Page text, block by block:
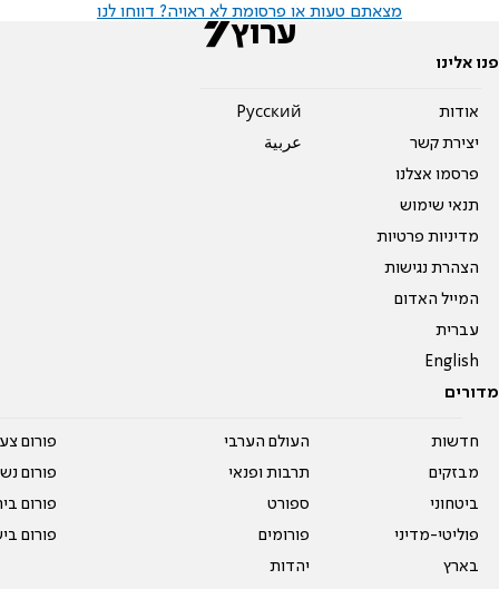
מצאתם טעות או פרסומת לא ראויה? דווחו לנו
פנו אלינו
אודות
יצירת קשר
פרסמו אצלנו
תנאי שימוש
מדיניות פרטיות
הצהרת נגישות
המייל האדום
עברית
English
Pусский
عربية
מדורים
חדשות
מבזקים
ביטחוני
פוליטי-מדיני
בארץ
העולם הערבי
תרבות ופנאי
ספורט
פורומים
יהדות
פורום
פורום
פורום
פורום